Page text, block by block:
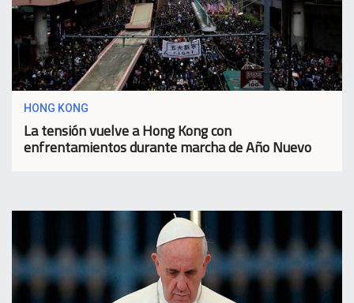
HONG KONG
La tensión vuelve a Hong Kong con
enfrentamientos durante marcha de Año Nuevo